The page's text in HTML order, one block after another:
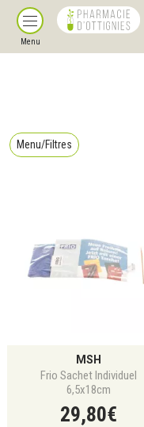
Menu
Menu/Filtres
MSH
Frio Sachet Individuel
6,5x18cm
29,80€